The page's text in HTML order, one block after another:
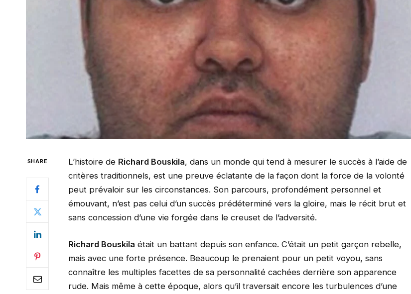
SHARE L’histoire de Richard Bouskila, dans un monde qui tend à mesurer le succès à l’aide de
critères traditionnels, est une preuve éclatante de la façon dont la force de la volonté
peut prévaloir sur les circonstances. Son parcours, profondément personnel et
émouvant, n’est pas celui d’un succès prédéterminé vers la gloire, mais le récit brut et
sans concession d’une vie forgée dans le creuset de l’adversité.
Richard Bouskila était un battant depuis son enfance. C’était un petit garçon rebelle,
mais avec une forte présence. Beaucoup le prenaient pour un petit voyou, sans
connaître les multiples facettes de sa personnalité cachées derrière son apparence
rude. Mais même à cette époque, alors qu’il traversait encore les turbulences d’une